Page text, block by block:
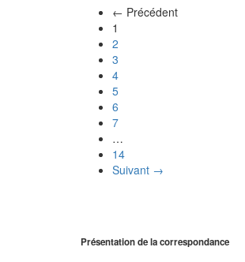
← Précédent
1
2
3
4
5
6
7
…
14
Suivant →
Présentation de la correspondance